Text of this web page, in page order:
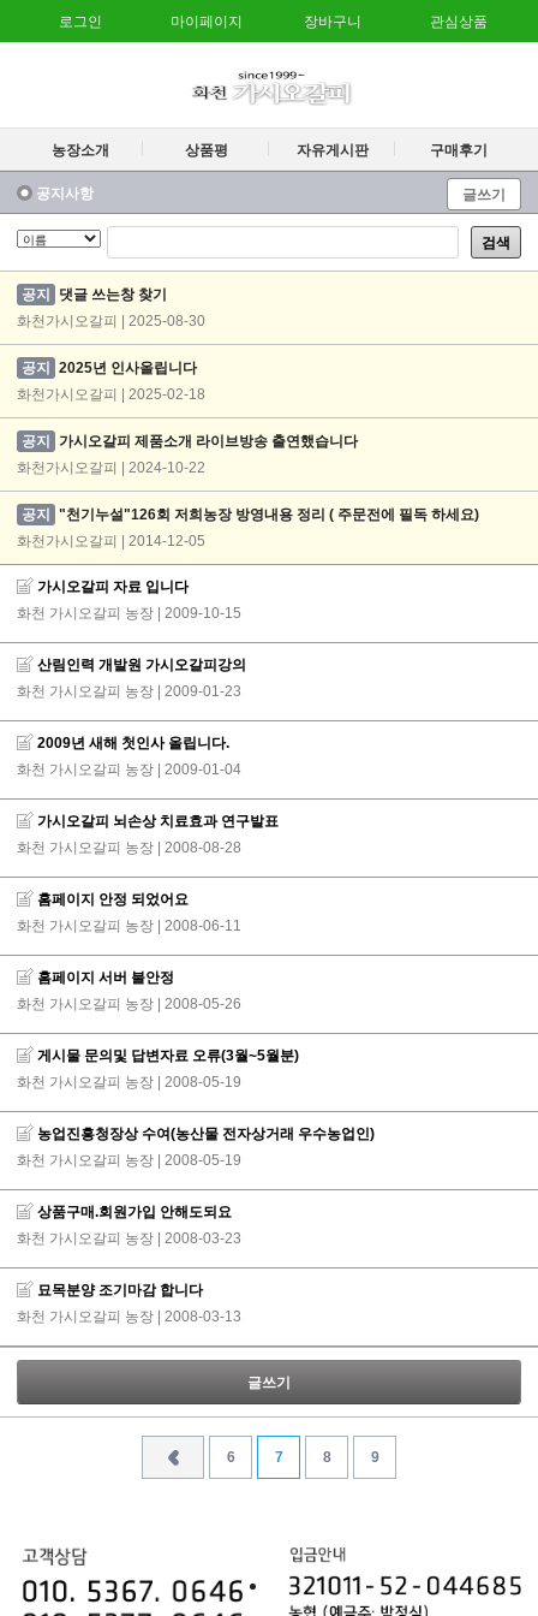
로그인 마이페이지 장바구니 관심상품
농장소개 상품평 자유게시판 구매후기
공지사항 글쓰기
검색
공지
댓글 쓰는창 찾기
화천가시오갈피 | 2025-08-30
공지
2025년 인사올립니다
화천가시오갈피 | 2025-02-18
공지
가시오갈피 제품소개 라이브방송 출연했습니다
화천가시오갈피 | 2024-10-22
공지
"천기누설"126회 저희농장 방영내용 정리 ( 주문전에 필독 하세요)
화천가시오갈피 | 2014-12-05
가시오갈피 자료 입니다
화천 가시오갈피 농장
| 2009-10-15
산림인력 개발원 가시오갈피강의
화천 가시오갈피 농장
| 2009-01-23
2009년 새해 첫인사 올립니다.
화천 가시오갈피 농장
| 2009-01-04
가시오갈피 뇌손상 치료효과 연구발표
화천 가시오갈피 농장
| 2008-08-28
홈페이지 안정 되었어요
화천 가시오갈피 농장
| 2008-06-11
홈페이지 서버 불안정
화천 가시오갈피 농장
| 2008-05-26
게시물 문의및 답변자료 오류(3월~5월분)
화천 가시오갈피 농장
| 2008-05-19
농업진흥청장상 수여(농산물 전자상거래 우수농업인)
화천 가시오갈피 농장
| 2008-05-19
상품구매.회원가입 안해도되요
화천 가시오갈피 농장
| 2008-03-23
묘목분양 조기마감 합니다
화천 가시오갈피 농장
| 2008-03-13
글쓰기
6 7 8 9